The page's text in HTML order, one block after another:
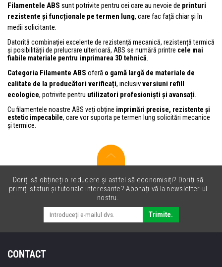
Filamentele ABS sunt potrivite pentru cei care au nevoie de printuri
rezistente și funcționale pe termen lung, care fac față chiar și în
medii solicitante.
Datorită combinației excelente de rezistență mecanică, rezistență termică
și posibilității de prelucrare ulterioară, ABS se numără printre cele mai
fiabile materiale pentru imprimarea 3D tehnică
Categoria Filamente ABS oferă o gamă largă de materiale de
calitate de la producători verificați, inclusivversiuni refill
ecologice, potrivite pentru utilizatori profesioniști și avansați.
Cu filamentele noastre ABS veți obține imprimări precise, rezistente și
estetic impecabile, care vor suporta pe termen lung solicitări mecanice
și termice.
Doriți să obțineți o reducere și astfel să economisiți? Doriți să
primiți sfaturi și tutoriale interesante? Abonați-vă la newsletter-ul
nostru.
Trimite.
CONTACT